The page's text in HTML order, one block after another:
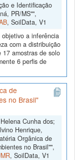
e Identificação
PR/MS"",
, SoilData, V1
a inferência
com a distribuição
17 amostras de solo
6 perfis de
de
no Brasil"
Cunha dos;
Henrique,
Orgânica de
no Brasil"",
, SoilData, V1